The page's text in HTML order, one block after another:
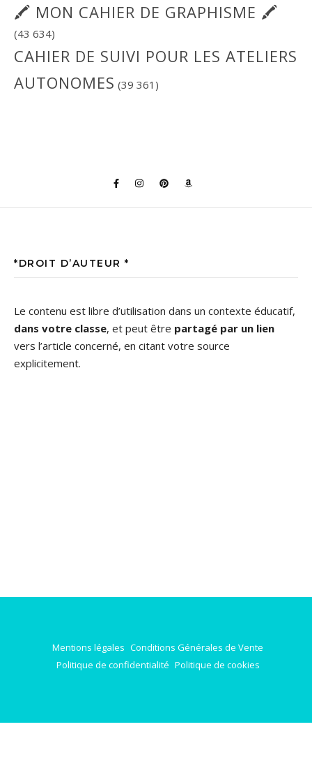
🖍 MON CAHIER DE GRAPHISME 🖍
(43 634)
CAHIER DE SUIVI POUR LES ATELIERS
AUTONOMES (39 361)
*DROIT D’AUTEUR *
Le contenu est libre d’utilisation dans un contexte éducatif,
dans votre classe, et peut être partagé par un lien
vers l’article concerné, en citant votre source
explicitement.
Mentions légales Conditions Générales de Vente
Politique de confidentialité Politique de cookies